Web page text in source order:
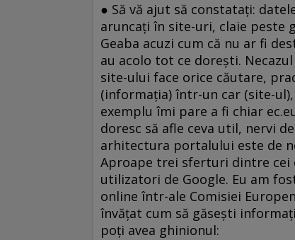
● Să vă ajut să constataţi:
aruncaţi în site-uri, claie peste
Geaba acuzi cum că nu ar fi
au acolo tot ce doreşti.
site-ului face orice căutare,
(informaţia) într-un car (site-
exemplu îmi pare a fi chiar
doresc să afle ceva util, nervi
arhitectura portalului este de
Aproape trei sferturi dintre cei
utilizatori de Google. Eu am
online într-ale Comisiei
învăţat cum să găseşti
poţi avea ghinionul: